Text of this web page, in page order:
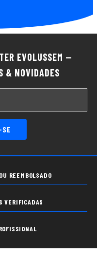
EVOLUSSEM —
& NOVIDADES
REEMBOLSADO